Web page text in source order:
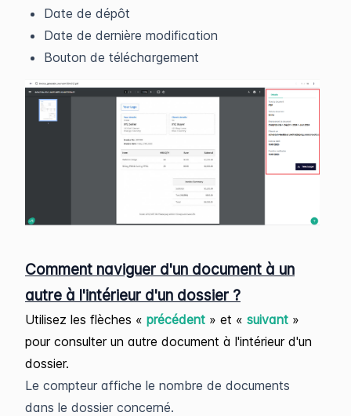
Date de dépôt
Date de dernière modification
Bouton de téléchargement
Comment naviguer d'un document à un
autre à l'intérieur d'un dossier ?
Utilisez les flèches « précédent » et « suivant »
pour consulter un autre document à l'intérieur d'un
dossier.
Le compteur affiche le nombre de documents
dans le dossier concerné.